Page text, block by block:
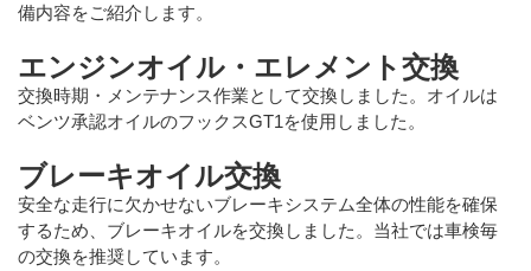
備内容をご紹介します。
エンジンオイル・エレメント交換
交換時期・メンテナンス作業として交換しました。オイルは
ベンツ承認オイルのフックスGT1を使用しました。
ブレーキオイル交換
安全な走行に欠かせないブレーキシステム全体の性能を確保
するため、ブレーキオイルを交換しました。当社では車検毎
の交換を推奨しています。